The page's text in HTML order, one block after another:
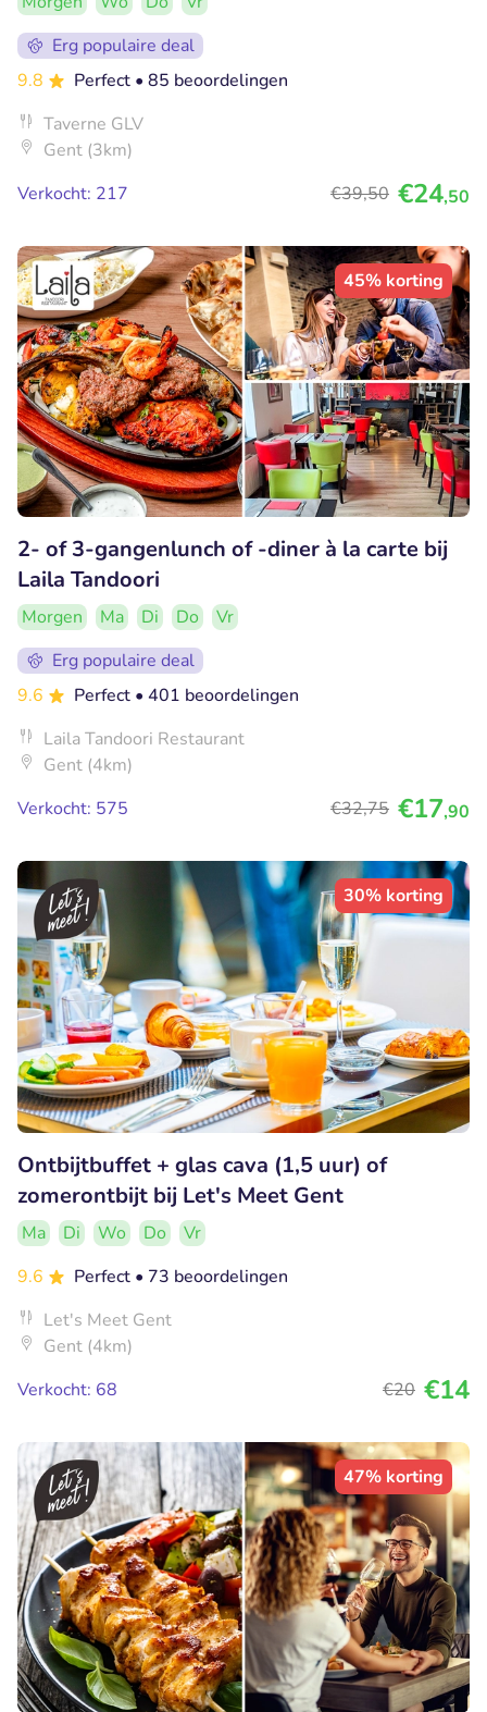
Erg populaire deal
9.8
Perfect • 85 beoordelingen
Taverne GLV
Gent (3km)
Verkocht: 217
€39,50 €24,50
45% korting
2- of 3-gangenlunch of -diner à la carte bij
Laila Tandoori
Morgen Ma Di Do
Vr
Erg populaire deal
9.6
Perfect • 401 beoordelingen
Laila Tandoori Restaurant
Gent (4km)
Verkocht: 575
€32,75 €17,90
30% korting
Ontbijtbuffet + glas cava (1,5 uur) of
zomerontbijt bij Let's Meet Gent
Ma Di Wo Do
Vr
9.6
Perfect • 73 beoordelingen
Let's Meet Gent
Gent (4km)
Verkocht: 68
€20 €14
47% korting